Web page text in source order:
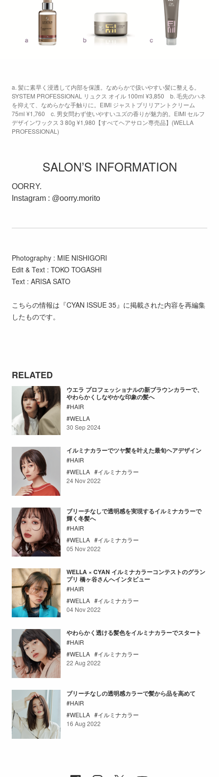
a. 髪に素早く浸透して内部を保護。なめらかで扱いやすい髪に整える。
SYSTEM PROFESSIONAL リュクス オイル 100ml ¥3,850 b. 毛先のハネ
を抑えて、なめらかな手触りに。EIMI ジャストブリリアントクリーム
75ml ¥1,760 c. 男女問わず使いやすいユズの香りが魅力的。EIMI セルフ
デザインワックス 3 80g ¥1,980【すべてヘアサロン専売品】(WELLA
PROFESSIONAL)
SALON’S INFORMATION
OORRY.
Instagram : @oorry.morito
Photography : MIE NISHIGORI
Edit & Text : TOKO TOGASHI
Text : ARISA SATO
こちらの情報は『CYAN ISSUE 35』に掲載された内容を再編集
したものです。
RELATED
ウエラ プロフェッショナルの新ブラウンカラーで、
やわらかくしなやかな印象の髪へ
HAIR
WELLA
30 Sep 2024
イルミナカラーでツヤ髪を叶えた最旬ヘアデザイン
HAIR
WELLA
イルミナカラー
24 Nov 2022
ブリーチなしで透明感を実現するイルミナカラーで
輝く冬髪へ
HAIR
WELLA
イルミナカラー
05 Nov 2022
WELLA × CYAN イルミナカラーコンテストのグラン
プリ 橋ヶ谷さんへインタビュー
HAIR
WELLA
イルミナカラー
04 Nov 2022
やわらかく透ける髪色をイルミナカラーでスタート
HAIR
WELLA
イルミナカラー
22 Aug 2022
ブリーチなしの透明感カラーで髪から品を高めて
HAIR
WELLA
イルミナカラー
16 Aug 2022